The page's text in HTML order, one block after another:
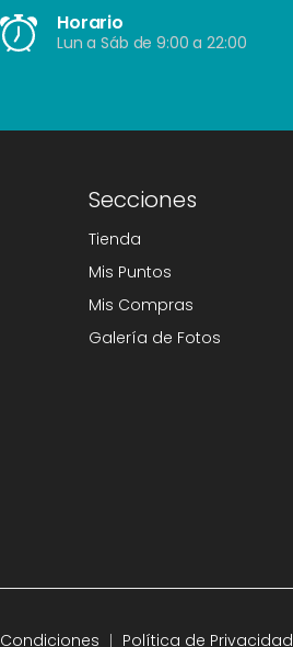
Horario
Lun a Sáb de 9:00 a 22:00
Secciones
Tienda
Mis Puntos
Mis Compras
Galería de Fotos
Política de Privacidad